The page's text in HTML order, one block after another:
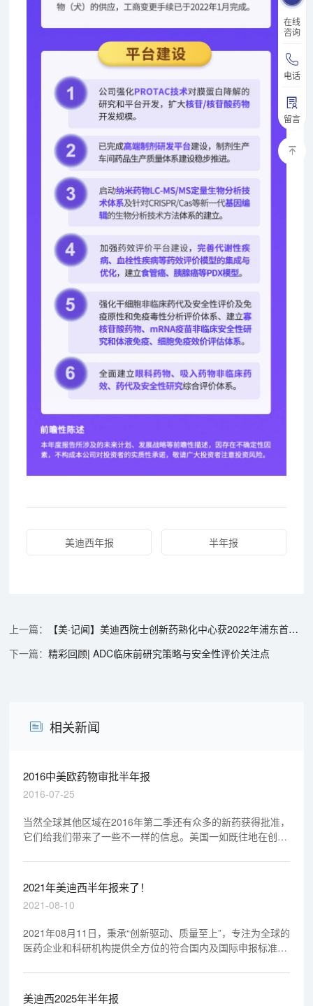
在线
咨询
电话
留言
美迪西年报 半年报
【美·记闻】美迪西院士创新药熟化中心获2022年浦东首批GOI授牌
精彩回顾| ADC临床前研究策略与安全性评价关注点
相关新闻
2016中美欧药物审批半年报
2016-07-25
当然全球其他区域在2016年第二季还有众多的新药获得批准，
它们给我们带来了一些不一样的信息。美国一如既往地在创新
国内则由于药物再评价的进程，新药研发步履较缓慢。
2021年美迪西半年报来了！
2021-08-10
2021年08月11日，秉承“创新驱动、质量至上”，专注为全球的
医药企业和科研机构提供全方位的符合国内及国际申报标准的
份有限公司（股票代码：688202.SH）发布了2021年半年度
报告。
美迪西2025年半年报